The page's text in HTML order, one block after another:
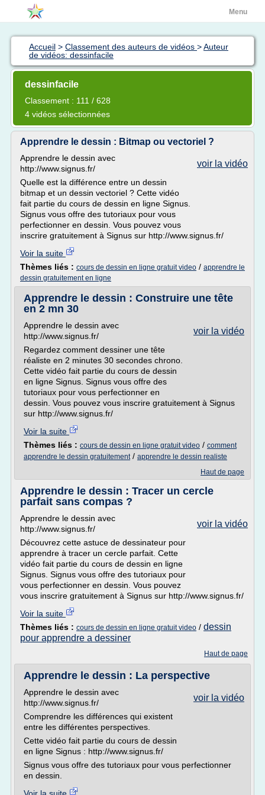
Menu
Accueil > Classement des auteurs de vidéos >Auteur
de vidéos: dessinfacile
dessinfacile
Classement : 111 / 628
4 vidéos sélectionnées
Apprendre le dessin : Bitmap ou vectoriel ?
voir la vidéo
Apprendre le dessin avec
http://www.signus.fr/
Quelle est la différence entre un dessin
bitmap et un dessin vectoriel ? Cette vidéo
fait partie du cours de dessin en ligne Signus.
Signus vous offre des tutoriaux pour vous
perfectionner en dessin. Vous pouvez vous
inscrire gratuitement à Signus sur http://www.signus.fr/
Voir la suite
Thèmes liés : cours de dessin en ligne gratuit video / apprendre le
dessin gratuitement en ligne
Apprendre le dessin : Construire une tête
en 2 mn 30
voir la vidéo
Apprendre le dessin avec
http://www.signus.fr/
Regardez comment dessiner une tête
réaliste en 2 minutes 30 secondes chrono.
Cette vidéo fait partie du cours de dessin
en ligne Signus. Signus vous offre des
tutoriaux pour vous perfectionner en
dessin. Vous pouvez vous inscrire gratuitement à Signus
sur http://www.signus.fr/
Voir la suite
Thèmes liés : cours de dessin en ligne gratuit video / comment
apprendre le dessin gratuitement/ apprendre le dessin realiste
Haut de page
Apprendre le dessin : Tracer un cercle
parfait sans compas ?
voir la vidéo
Apprendre le dessin avec
http://www.signus.fr/
Découvrez cette astuce de dessinateur pour
apprendre à tracer un cercle parfait. Cette
vidéo fait partie du cours de dessin en ligne
Signus. Signus vous offre des tutoriaux pour
vous perfectionner en dessin. Vous pouvez
vous inscrire gratuitement à Signus sur http://www.signus.fr/
Voir la suite
Thèmes liés : cours de dessin en ligne gratuit video / dessin
pour apprendre a dessiner
Haut de page
Apprendre le dessin : La perspective
voir la vidéo
Apprendre le dessin avec
http://www.signus.fr/
Comprendre les différences qui existent
entre les différentes perspectives.
Cette vidéo fait partie du cours de dessin
en ligne Signus : http://www.signus.fr/
Signus vous offre des tutoriaux pour vous perfectionner
en dessin.